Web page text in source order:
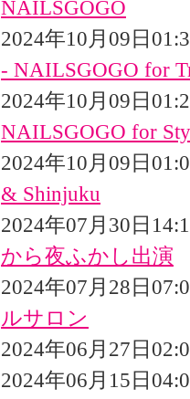
NAILSGOGO
2024年10月09日
- NAILSGOGO for
2024年10月09日
NAILSGOGO for
2024年10月09日
& Shinjuku
2024年07月30日
から夜ふかし出演
2024年07月28日
ルサロン
2024年06月27日
2024年06月15日